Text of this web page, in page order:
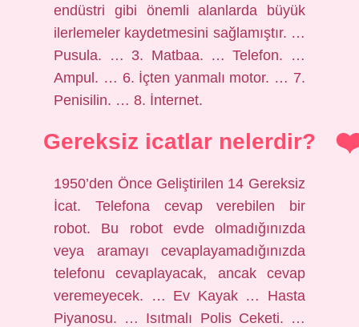
endüstri gibi önemli alanlarda büyük
ilerlemeler kaydetmesini sağlamıştır. …
Pusula. … 3. Matbaa. … Telefon. …
Ampul. … 6. İçten yanmalı motor. … 7.
Penisilin. … 8. İnternet.
Gereksiz icatlar nelerdir?
1950’den Önce Geliştirilen 14 Gereksiz
İcat. Telefona cevap verebilen bir
robot. Bu robot evde olmadığınızda
veya aramayı cevaplayamadığınızda
telefonu cevaplayacak, ancak cevap
veremeyecek. … Ev Kayak … Hasta
Piyanosu. … Isıtmalı Polis Ceketi. …